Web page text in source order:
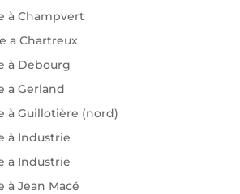
à Champvert
a Chartreux
à Debourg
a Gerland
à Guillotière (nord)
à Industrie
a Industrie
à Jean Macé